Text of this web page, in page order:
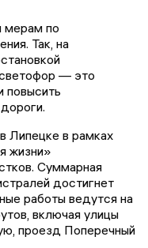
мерам по
Так, на
— это
повысить
Липецке в рамках
жизни»
Суммарная
достигнет
работы ведутся на
включая улицы
проезд Поперечный